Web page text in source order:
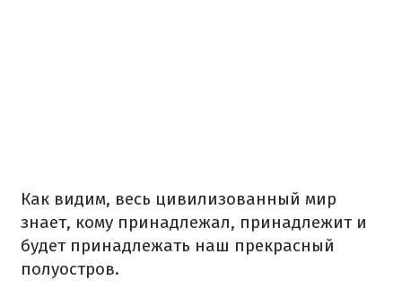
Как видим, весь цивилизованный мир
знает, кому принадлежал, принадлежит и
будет принадлежать наш прекрасный
полуостров.